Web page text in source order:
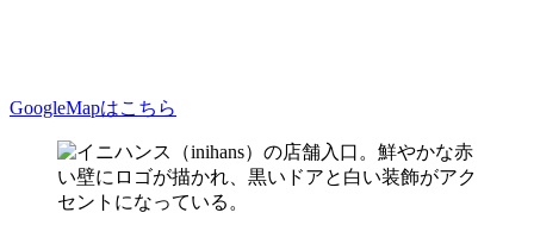
GoogleMapはこちら